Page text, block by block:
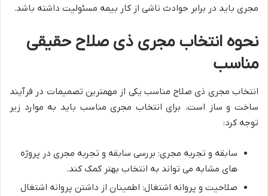
مجری باید در برابر حوادث ناشی از کار بیمه مسئولیت داشته باشد.
نحوه انتخاب مجری ذی صلاح حقیقی
مناسب
انتخاب مجری ذی صلاح مناسب یکی از مهمترین تصمیمات در فرآیند
ساخت و ساز است. برای انتخاب مجری مناسب باید به موارد زیر
توجه کرد:
سابقه و تجربه مجری: بررسی سابقه و تجربه مجری در پروژه
های مشابه می تواند به انتخاب بهتر کمک کند.
صلاحیت و پروانه اشتغال: اطمینان از داشتن پروانه اشتغال